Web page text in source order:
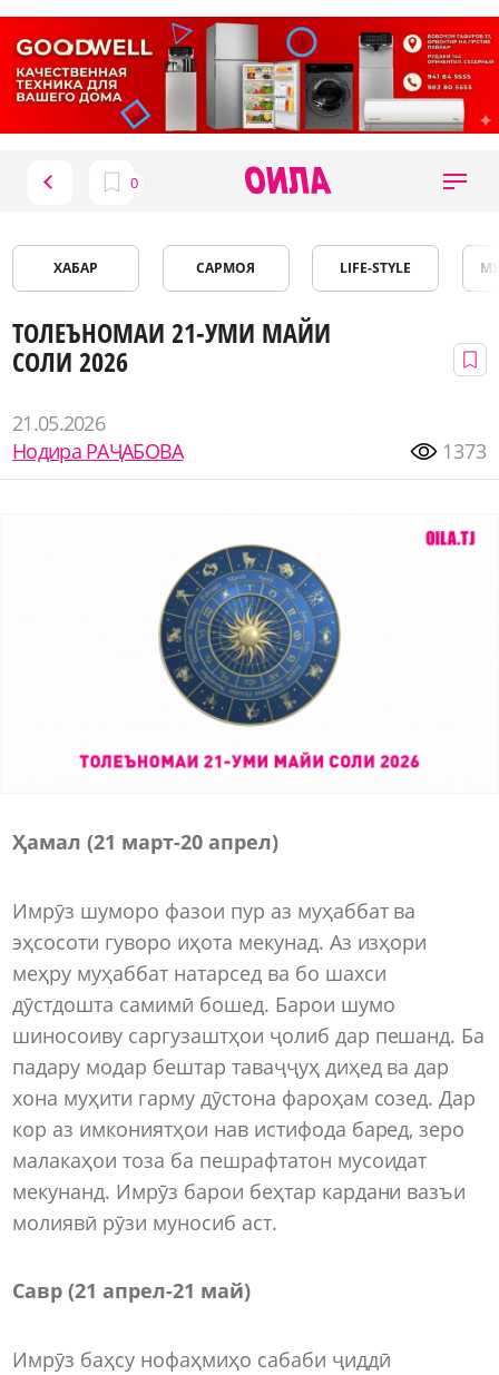
ХАБАР САРМОЯ LIFE-STYLE
ТОЛЕЪНОМАИ 21-УМИ МАЙИ
СОЛИ 2026
21.05.2026
Нодира РАҶАБОВА
1373
Ҳамал (21 март-20 апрел)
Имрӯз шуморо фазои пур аз муҳаббат ва
эҳсосоти гуворо иҳота мекунад. Аз изҳори
меҳру муҳаббат натарсед ва бо шахси
дӯстдошта самимӣ бошед. Барои шумо
шиносоиву саргузаштҳои ҷолиб дар пешанд. Ба
падару модар бештар таваҷҷуҳ диҳед ва дар
хона муҳити гарму дӯстона фароҳам созед. Дар
кор аз имкониятҳои нав истифода баред, зеро
малакаҳои тоза ба пешрафтатон мусоидат
мекунанд. Имрӯз барои беҳтар кардани вазъи
молиявӣ рӯзи муносиб аст.
Савр (21 апрел-21 май)
Имрӯз баҳсу нофаҳмиҳо сабаби ҷиддӣ